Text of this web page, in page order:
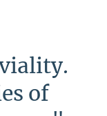
of